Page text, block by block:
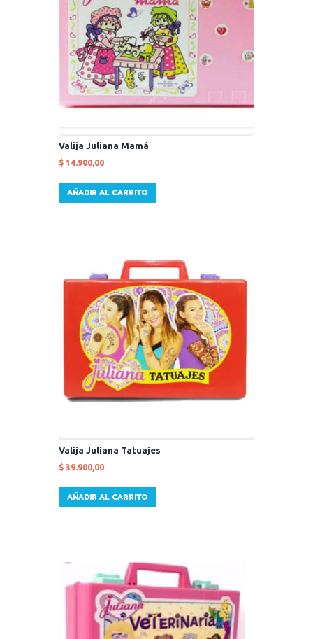
Valija Juliana Mamá
$ 14.900,00
AÑADIR AL CARRITO
Valija Juliana Tatuajes
$ 39.900,00
AÑADIR AL CARRITO